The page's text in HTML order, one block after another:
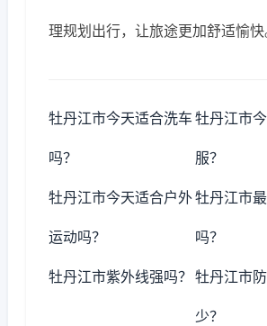
理规划出行，让旅途更加舒适愉快
牡丹江市今天适合洗车
吗？
牡丹江市
服？
牡丹江市今天适合户外
运动吗？
牡丹江市
吗？
牡丹江市紫外线强吗？ 牡丹江市
少？